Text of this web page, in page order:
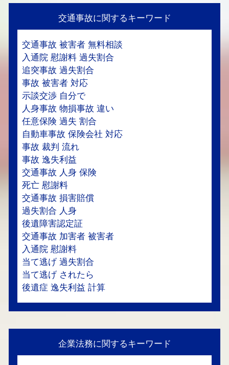
交通事故に関するキーワード
交通事故 被害者 無料相談
入通院 慰謝料 過失割合
追突事故 過失割合
事故 被害者 対応
示談交渉 自分で
人身事故 物損事故 違い
任意保険 過失 割合
自動車事故 保険会社 対応
事故 裁判 流れ
事故 逸失利益
交通事故 人身 保険
死亡 慰謝料
交通事故 損害賠償
過失割合 人身
後遺障害認定証
交通事故 加害者 被害者
入通院 慰謝料
当て逃げ 過失割合
当て逃げ されたら
後遺症 逸失利益 計算
企業法務に関するキーワード